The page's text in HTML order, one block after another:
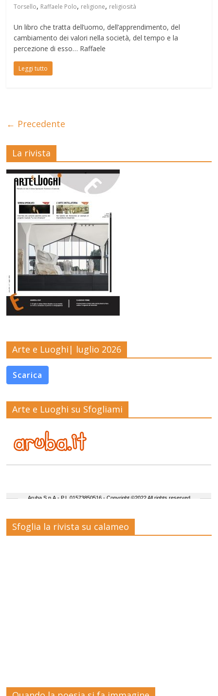
Torsello, Raffaele Polo, religione, religiosità
Un libro che tratta dell’uomo, dell’apprendimento, del
cambiamento dei valori nella società, del tempo e la
percezione di esso… Raffaele
Leggi tutto
← Precedente
La rivista
Arte e Luoghi| luglio 2026
Scarica
Arte e Luoghi su Sfogliami
Sfoglia la rivista su calameo